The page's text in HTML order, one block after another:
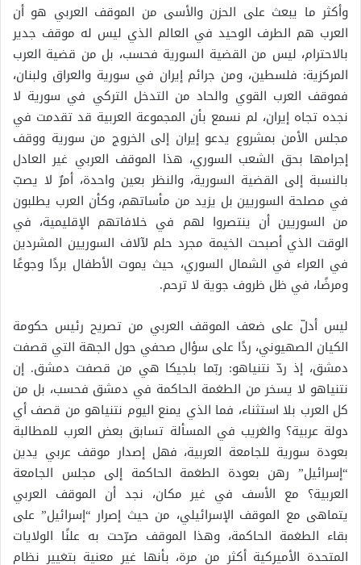
وأكثر ما يبعث على الحزن والأسى من الموقف العربي هو أن
العرب هم الطرف الوحيد في العالم الذي ليس له موقف جدير
بالاحترام، ليس من القضية السورية فحسب، بل من قضية العرب
المركزية: فلسطين، ومن جرائم إيران في سورية والعراق ولبنان،
فموقف العرب القوي والحاد من التدخل التركي في سورية لا
نجده تجاه إيران، لم نسمع بأن المجموعة العربية قد تقدمت في
مجلس الأمن بمشروع يدعو إيران إلى الخروج من سورية ووقف
إجرامها بحق الشعب السوري، هذا الموقف العربي غير العادل
بالنسبة إلى القضية السورية، والنظر بعين واحدة، أمرٌ لا يصبّ
في مصلحة السوريين بل يزيد من مأساتهم، وكأن العرب يطلبون
من السوريين أن ينتصروا لهم في خلافاتهم الإقليمية، في
الوقت الذي أصبحت الخيمة مجرد حلم لآلاف السوريين المشردين
في العراء في الشمال السوري، حيث يموت الأطفال بردًا وجوعًا
ومرضًا، في ظل ظروف جوية لا ترحم.
ليس أدلّ على ضعف الموقف العربي من تصريح رئيس حكومة
الكيان الصهيوني، ردًا على سؤال صحفي حول الجهة التي قصفت
دمشق، إذ ردّ نتنياهو: ربّما بلجيكا هي من قصفت دمشق. إن
نتنياهو لا يسخر من الطغمة الحاكمة في دمشق فحسب، بل من
كل العرب بلا استثناء، فما الذي يمنع اليوم نتنياهو من قصف أي
دولة عربية؟ والغريب في المسألة تسابق بعض العرب للمطالبة
بعودة سورية للجامعة العربية، فهل إصدار موقف عربي يدين
“إسرائيل” رهن بعودة الطغمة الحاكمة إلى مجلس الجامعة
العربية؟ مع الأسف في غير مكان، نجد أن الموقف العربي
يتماهى مع الموقف الإسرائيلي، من حيث إصرار “إسرائيل” على
بقاء الطغمة الحاكمة، وهذا الموقف صرّحت به علنًا الولايات
المتحدة الأميركية أكثر من مرة، بأنها غير معنية بتغيير نظام